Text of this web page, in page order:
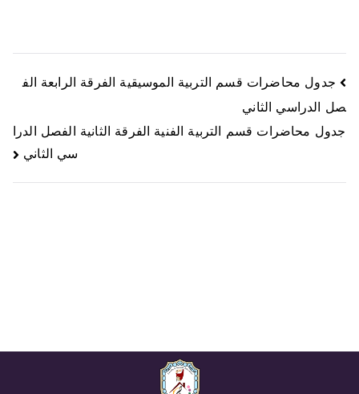
جدول محاضرات قسم التربية الموسيقية الفرقة الرابعة الف
صل الدراسي الثاني
جدول محاضرات قسم التربية الفنية الفرقة الثانية الفصل الدرا
سي الثاني